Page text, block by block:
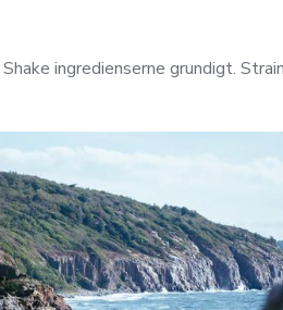
ingredienserne grundigt.